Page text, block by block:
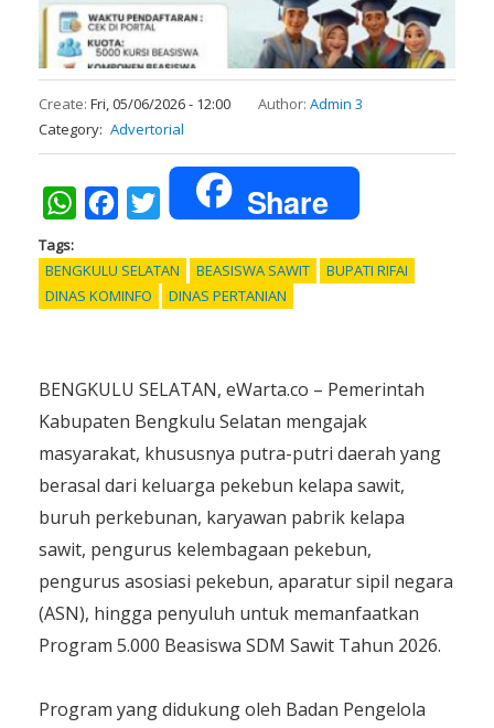
Create: Fri, 05/06/2026 - 12:00 Author: Admin 3
Category Advertorial
WhatsAppFacebookTwitter Share
Tags
BENGKULU SELATAN
BEASISWA SAWIT
BUPATI RIFAI
DINAS KOMINFO
DINAS PERTANIAN
BENGKULU SELATAN, eWarta.co – Pemerintah
Kabupaten Bengkulu Selatan mengajak
masyarakat, khususnya putra-putri daerah yang
berasal dari keluarga pekebun kelapa sawit,
buruh perkebunan, karyawan pabrik kelapa
sawit, pengurus kelembagaan pekebun,
pengurus asosiasi pekebun, aparatur sipil negara
(ASN), hingga penyuluh untuk memanfaatkan
Program 5.000 Beasiswa SDM Sawit Tahun 2026.
Program yang didukung oleh Badan Pengelola